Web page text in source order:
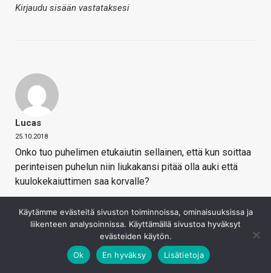
Kirjaudu sisään vastataksesi
Lucas
25.10.2018
Onko tuo puhelimen etukaiutin sellainen, että kun soittaa
perinteisen puhelun niin liukakansi pitää olla auki että
kuulokekaiuttimen saa korvalle?
näytön alle?
Kirjaudu sisään vastataksesi
Käytämme evästeitä sivuston toiminnoissa, ominaisuuksissa ja
liikenteen analysoinnissa. Käyttämällä sivustoa hyväksyt
evästeiden käytön.
Ok
En hyväksy Lisätietoja